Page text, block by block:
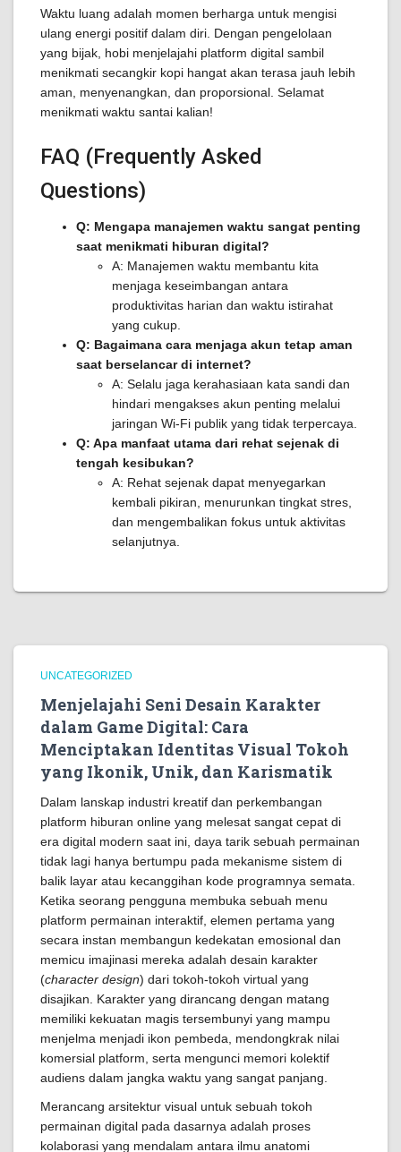
Waktu luang adalah momen berharga untuk mengisi
ulang energi positif dalam diri. Dengan pengelolaan
yang bijak, hobi menjelajahi platform digital sambil
menikmati secangkir kopi hangat akan terasa jauh lebih
aman, menyenangkan, dan proporsional. Selamat
menikmati waktu santai kalian!
FAQ (Frequently Asked
Questions)
Q: Mengapa manajemen waktu sangat penting
saat menikmati hiburan digital?
A: Manajemen waktu membantu kita
menjaga keseimbangan antara
produktivitas harian dan waktu istirahat
yang cukup.
Q: Bagaimana cara menjaga akun tetap aman
saat berselancar di internet?
A: Selalu jaga kerahasiaan kata sandi dan
hindari mengakses akun penting melalui
jaringan Wi-Fi publik yang tidak terpercaya.
Q: Apa manfaat utama dari rehat sejenak di
tengah kesibukan?
A: Rehat sejenak dapat menyegarkan
kembali pikiran, menurunkan tingkat stres,
dan mengembalikan fokus untuk aktivitas
selanjutnya.
UNCATEGORIZED
Menjelajahi Seni Desain Karakter
dalam Game Digital: Cara
Menciptakan Identitas Visual Tokoh
yang Ikonik, Unik, dan Karismatik
Dalam lanskap industri kreatif dan perkembangan
platform hiburan online yang melesat sangat cepat di
era digital modern saat ini, daya tarik sebuah permainan
tidak lagi hanya bertumpu pada mekanisme sistem di
balik layar atau kecanggihan kode programnya semata.
Ketika seorang pengguna membuka sebuah menu
platform permainan interaktif, elemen pertama yang
secara instan membangun kedekatan emosional dan
memicu imajinasi mereka adalah desain karakter
(character design) dari tokoh-tokoh virtual yang
disajikan. Karakter yang dirancang dengan matang
memiliki kekuatan magis tersembunyi yang mampu
menjelma menjadi ikon pembeda, mendongkrak nilai
komersial platform, serta mengunci memori kolektif
audiens dalam jangka waktu yang sangat panjang.
Merancang arsitektur visual untuk sebuah tokoh
permainan digital pada dasarnya adalah proses
kolaborasi yang mendalam antara ilmu anatomi